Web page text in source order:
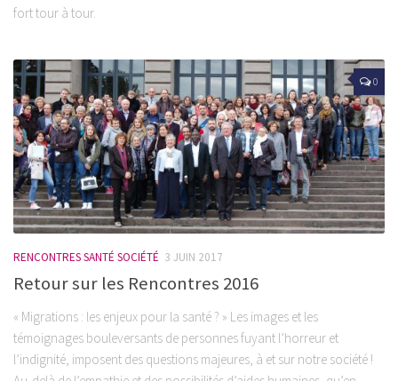
fort tour à tour.
0
RENCONTRES SANTÉ SOCIÉTÉ 3 JUIN 2017
Retour sur les Rencontres 2016
« Migrations : les enjeux pour la santé ? » Les images et les
témoignages bouleversants de personnes fuyant l’horreur et
l’indignité, imposent des questions majeures, à et sur notre société !